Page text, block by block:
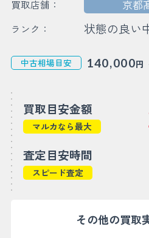
買取店舗： 京都
ランク： 状態の良い
中古相場目安 140,000円
買取目安金額
マルカなら最大
査定目安時間
スピード査定
その他の買取